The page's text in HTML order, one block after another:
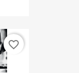
favorite_border